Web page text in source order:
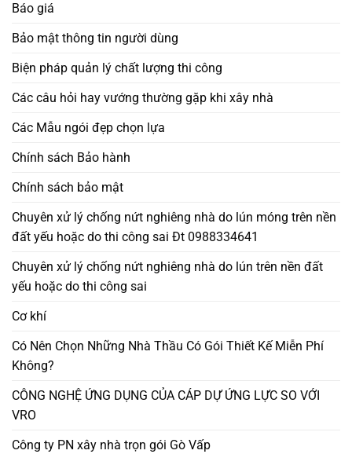
Báo giá
Bảo mật thông tin người dùng
Biện pháp quản lý chất lượng thi công
Các câu hỏi hay vướng thường gặp khi xây nhà
Các Mẫu ngói đẹp chọn lựa
Chính sách Bảo hành
Chính sách bảo mật
Chuyên xử lý chống nứt nghiêng nhà do lún móng trên nền
đất yếu hoặc do thi công sai Đt 0988334641
Chuyên xử lý chống nứt nghiêng nhà do lún trên nền đất
yếu hoặc do thi công sai
Cơ khí
Có Nên Chọn Những Nhà Thầu Có Gói Thiết Kế Miễn Phí
Không?
CÔNG NGHỆ ỨNG DỤNG CỦA CÁP DỰ ỨNG LỰC SO VỚI
VRO
Công ty PN xây nhà trọn gói Gò Vấp